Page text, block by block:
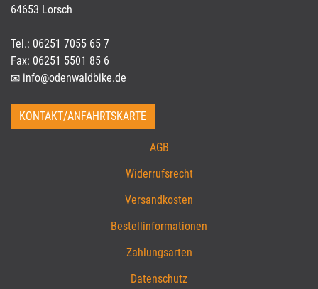
64653 Lorsch
Tel.: 06251 7055 65 7
Fax: 06251 5501 85 6
info@odenwaldbike.de
KONTAKT/ANFAHRTSKARTE
AGB
Widerrufsrecht
Versandkosten
Bestellinformationen
Zahlungsarten
Datenschutz